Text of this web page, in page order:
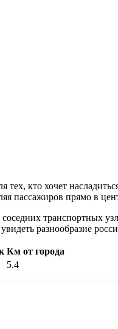
кто хочет
пассажиров прямо в
транспортных
разнообразие
Км от города
5.4